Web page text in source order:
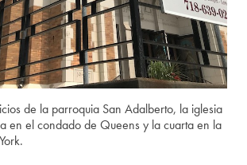
de la parroquia San Adalberto, la iglesia
en el condado de Queens y la cuarta en la